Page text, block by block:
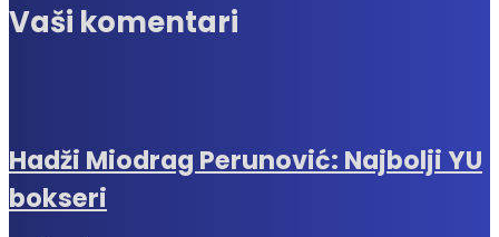
Vaši komentari
Hadži Miodrag Perunović: Najbolji YU
bokseri